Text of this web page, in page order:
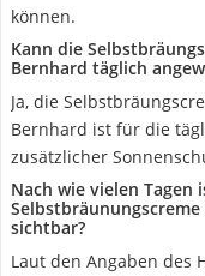
können.
Kann die
Bernhard täglich
Ja, die
Bernhard ist für die
zusätzlicher
Nach wie vielen Tagen
sichtbar?
Laut den Angaben des